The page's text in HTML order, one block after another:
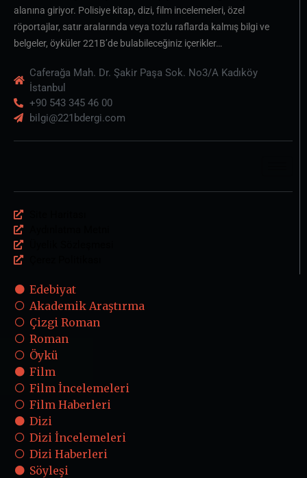
alanına giriyor. Polisiye kitap, dizi, film incelemeleri, özel
röportajlar, satır aralarında veya tozlu raflarda kalmış bilgi ve
belgeler, öyküler 221B’de bulabileceğiniz içerikler…
Caferağa Mah. Dr. Şakir Paşa Sok. No3/A Kadıköy
İstanbul
+90 543 345 46 00
bilgi@221bdergi.com
Edebiyat
Akademik Araştırma
Çizgi Roman
Roman
Öykü
Film
Film İncelemeleri
Film Haberleri
Dizi
Dizi İncelemeleri
Dizi Haberleri
Söyleşi